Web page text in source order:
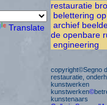
Translate
restauratie
belettering
archief
de openbare
engineering
copyright©Segno
restauratie,
kunstwerken
kunstwerken©
kunstenaars